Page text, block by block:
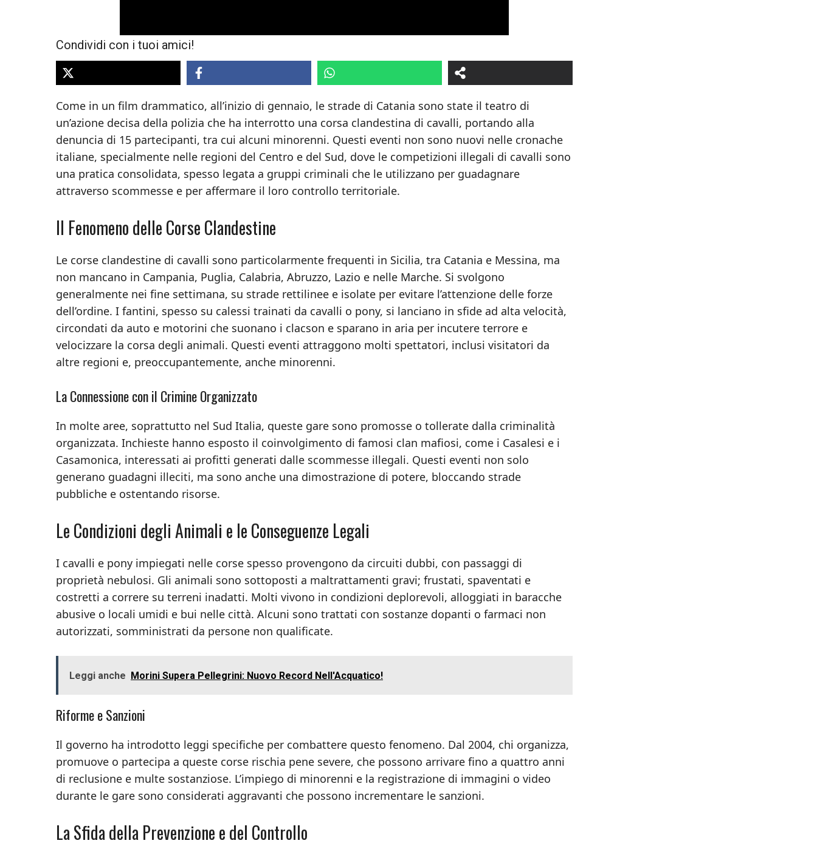
Condividi con i tuoi amici!
Come in un film drammatico, all’inizio di gennaio, le strade di Catania sono state il teatro di
un’azione decisa della polizia che ha interrotto una corsa clandestina di cavalli, portando alla
denuncia di 15 partecipanti, tra cui alcuni minorenni. Questi eventi non sono nuovi nelle cronache
italiane, specialmente nelle regioni del Centro e del Sud, dove le competizioni illegali di cavalli sono
una pratica consolidata, spesso legata a gruppi criminali che le utilizzano per guadagnare
attraverso scommesse e per affermare il loro controllo territoriale.
Il Fenomeno delle Corse Clandestine
Le corse clandestine di cavalli sono particolarmente frequenti in Sicilia, tra Catania e Messina, ma
non mancano in Campania, Puglia, Calabria, Abruzzo, Lazio e nelle Marche. Si svolgono
generalmente nei fine settimana, su strade rettilinee e isolate per evitare l’attenzione delle forze
dell’ordine. I fantini, spesso su calessi trainati da cavalli o pony, si lanciano in sfide ad alta velocità,
circondati da auto e motorini che suonano i clacson e sparano in aria per incutere terrore e
velocizzare la corsa degli animali. Questi eventi attraggono molti spettatori, inclusi visitatori da
altre regioni e, preoccupantemente, anche minorenni.
La Connessione con il Crimine Organizzato
In molte aree, soprattutto nel Sud Italia, queste gare sono promosse o tollerate dalla criminalità
organizzata. Inchieste hanno esposto il coinvolgimento di famosi clan mafiosi, come i Casalesi e i
Casamonica, interessati ai profitti generati dalle scommesse illegali. Questi eventi non solo
generano guadagni illeciti, ma sono anche una dimostrazione di potere, bloccando strade
pubbliche e ostentando risorse.
Le Condizioni degli Animali e le Conseguenze Legali
I cavalli e pony impiegati nelle corse spesso provengono da circuiti dubbi, con passaggi di
proprietà nebulosi. Gli animali sono sottoposti a maltrattamenti gravi; frustati, spaventati e
costretti a correre su terreni inadatti. Molti vivono in condizioni deplorevoli, alloggiati in baracche
abusive o locali umidi e bui nelle città. Alcuni sono trattati con sostanze dopanti o farmaci non
autorizzati, somministrati da persone non qualificate.
Leggi anche Morini Supera Pellegrini: Nuovo Record Nell'Acquatico!
Riforme e Sanzioni
Il governo ha introdotto leggi specifiche per combattere questo fenomeno. Dal 2004, chi organizza,
promuove o partecipa a queste corse rischia pene severe, che possono arrivare fino a quattro anni
di reclusione e multe sostanziose. L’impiego di minorenni e la registrazione di immagini o video
durante le gare sono considerati aggravanti che possono incrementare le sanzioni.
La Sfida della Prevenzione e del Controllo